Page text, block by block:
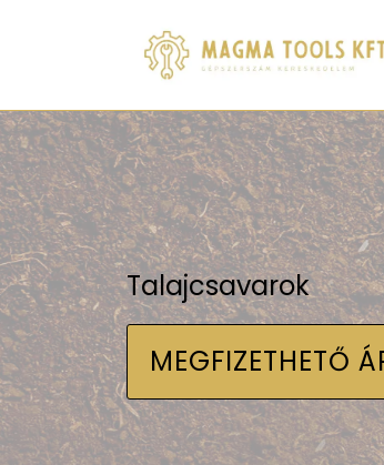
Talajcsavarok
MEGFIZETHETŐ